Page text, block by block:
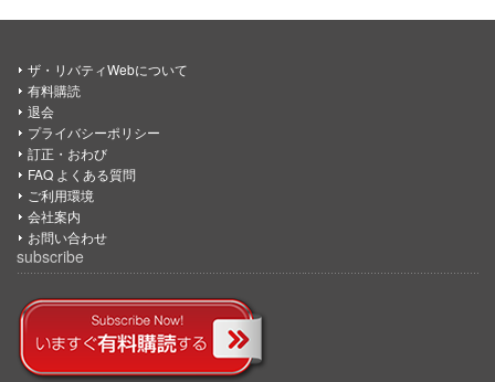
ザ・リバティWebについて
有料購読
退会
プライバシーポリシー
訂正・おわび
FAQ よくある質問
ご利用環境
会社案内
お問い合わせ
subscribe